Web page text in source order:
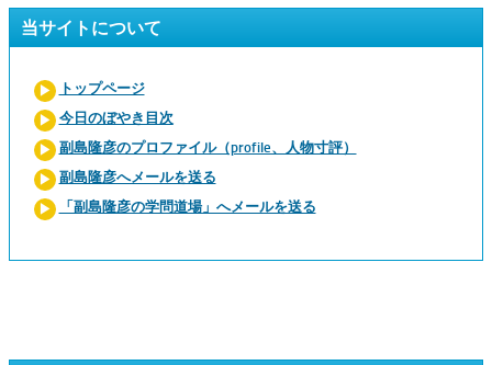
当サイトについて
トップページ
今日のぼやき目次
副島隆彦のプロファイル（profile、人物寸評）
副島隆彦へメールを送る
「副島隆彦の学問道場」へメールを送る